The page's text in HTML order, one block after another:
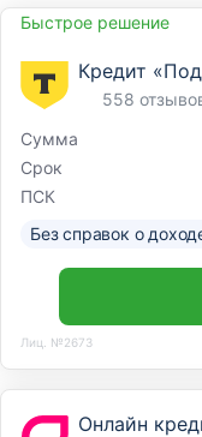
Быстрое решение
Кредит
558
Сумма
Срок
ПСК
Без справок о
Лиц. №2673
Онлайн